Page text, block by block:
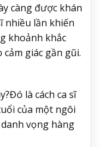
càng được khán
nhiều lần khiến
khoảnh khắc
giác gần gũi.
Đó là cách ca sĩ
của một ngôi
vọng hàng